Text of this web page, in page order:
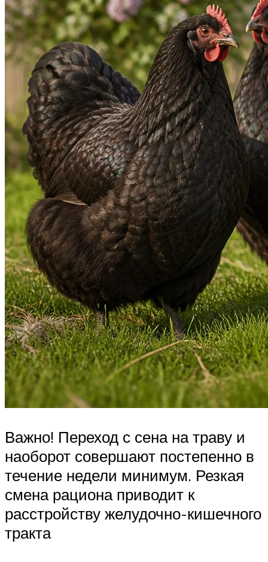
Важно! Переход с сена на траву и
наоборот совершают постепенно в
течение недели минимум. Резкая
смена рациона приводит к
расстройству желудочно-кишечного
тракта